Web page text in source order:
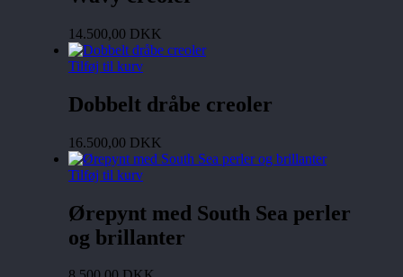
14.500,00 DKK
Tilføj til kurv
Dobbelt dråbe creoler
16.500,00 DKK
Tilføj til kurv
Ørepynt med South Sea perler
og brillanter